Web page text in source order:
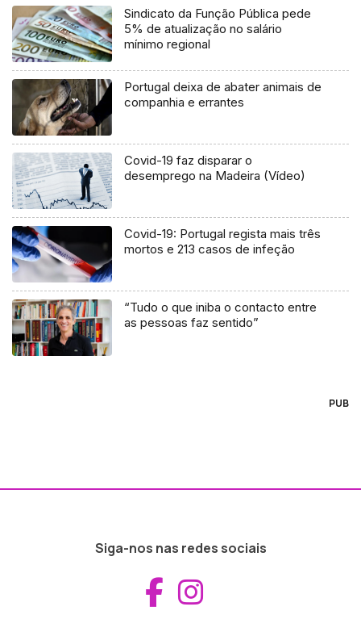
Sindicato da Função Pública pede
5% de atualização no salário
mínimo regional
Portugal deixa de abater animais de
companhia e errantes
Covid-19 faz disparar o
desemprego na Madeira (Vídeo)
Covid-19: Portugal regista mais três
mortos e 213 casos de infeção
“Tudo o que iniba o contacto entre
as pessoas faz sentido”
PUB
Siga-nos nas redes sociais
Aceder ao